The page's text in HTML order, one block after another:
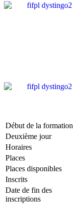
Début de la formation
Deuxième jour
Horaires
Places
Places disponibles
Inscrits
Date de fin des
inscriptions